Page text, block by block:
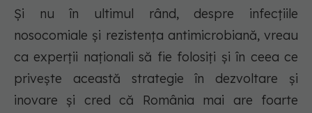
Și nu în ultimul rând, despre infecțiile
nosocomiale și rezistența antimicrobiană, vreau
ca experții naționali să fie folosiți și în ceea ce
privește această strategie în dezvoltare și
inovare și cred că România mai are foarte